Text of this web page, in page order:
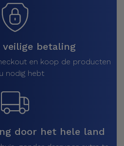
veilige betaling
en koop de producten
nodig hebt
door het hele land